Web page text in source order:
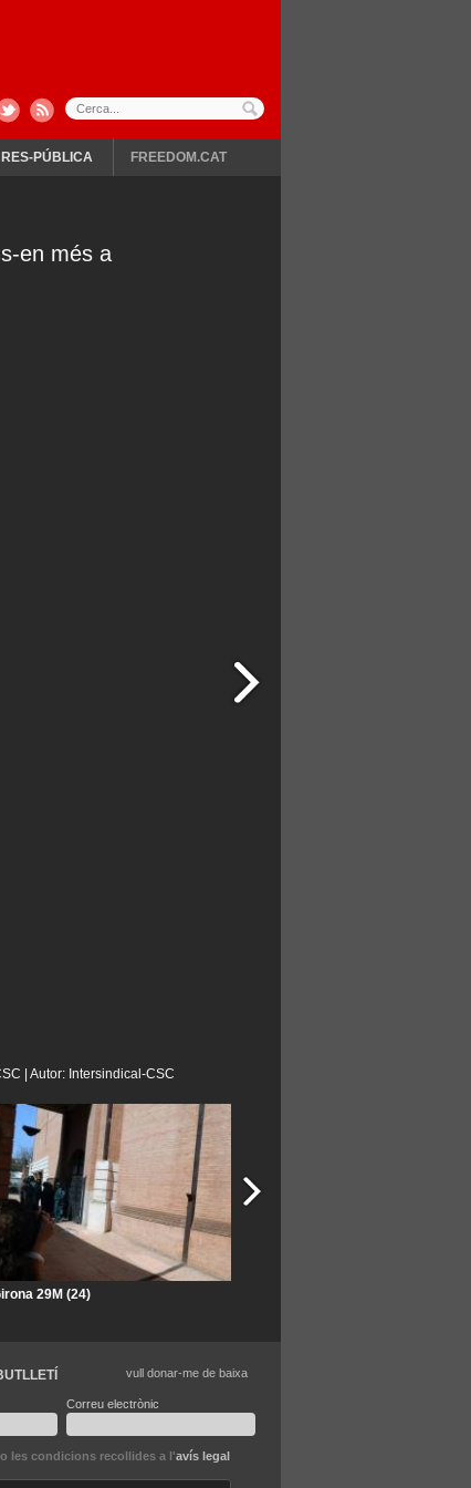
RES-PÚBLICA FREEDOM.CAT
en més a
| Autor: Intersindical-CSC
29M (24)
Correu electrònic
les condicions recollides a l'avís legal
vull donar-me de baixa